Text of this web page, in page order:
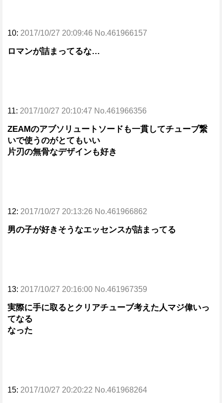
10: 2017/10/27 20:09:46 No.461966157
ロマンが詰まってるな…
11: 2017/10/27 20:10:47 No.461966356
ZEAMのアブソリュートソードも一貫してチューブ繋
いで使うのがとてもいい
片刃の無骨なデザインも好き
12: 2017/10/27 20:13:26 No.461966862
男の子が好きそうなエッセンスが詰まってる
13: 2017/10/27 20:16:00 No.461967359
実際に手に取るとクリアチューブ考えた人マジ偉いっ
てなる
なった
15: 2017/10/27 20:20:22 No.461968264